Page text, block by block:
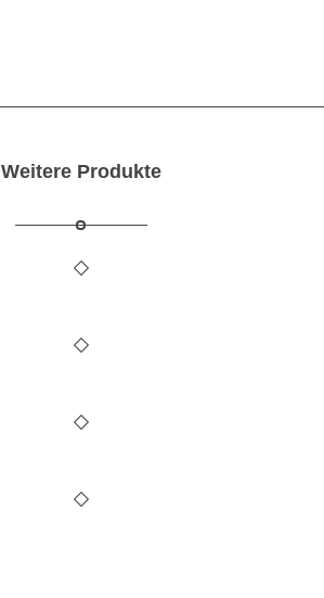
Weitere Produkte